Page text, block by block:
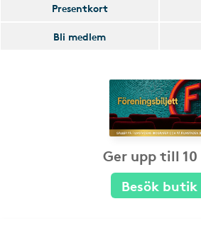
Presentkort
Bli medlem
Ger upp till
Besök butik